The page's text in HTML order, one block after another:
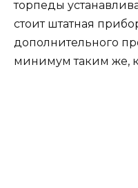
торпеды
стоит штатная
дополнительного
минимум таким же,